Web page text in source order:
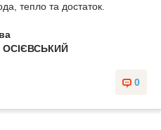
тепло та достаток.
голова
ОСІЄВСЬКИЙ
0